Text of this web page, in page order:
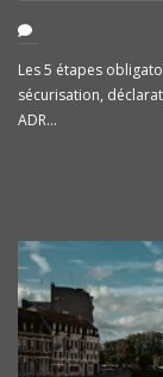
Les 5 étapes
sécurisation,
ADR...